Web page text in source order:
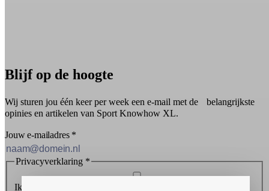
Blijf op de hoogte
Wij sturen jou één keer per week een e-mail met de belangrijkste
opinies en artikelen van Sport Knowhow XL.
Jouw e-mailadres *
Privacyverklaring *
Ik ontvang graag de nieuwsbrief en ga akkoord met de